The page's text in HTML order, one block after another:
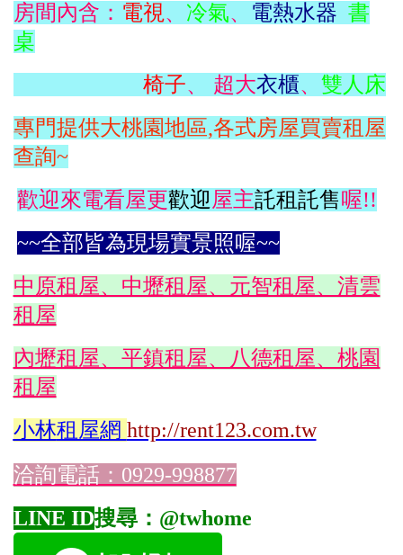
房間內含： 電視、 冷氣、 電熱水器 書
桌
椅子、 超大衣櫃、 雙人床
專門提供大桃園地區,各式房屋買賣租屋
查詢~
歡迎來電看屋更歡迎屋主託租託售喔!!
~~全部皆為現場實景照喔~~
中原租屋、中壢租屋、元智租屋、清雲
租屋
內壢租屋、平鎮租屋、八德租屋、桃園
租屋
小林租屋網 http://rent123.com.tw
洽詢電話：0929-998877
LINE ID搜尋：@twhome